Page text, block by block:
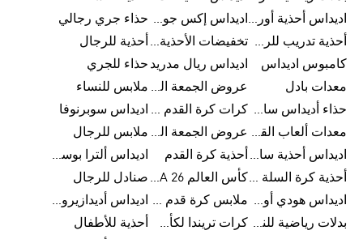
اديداس أحذية أورجينالز
اديداس إكس جود بيلينغهام حذاء جري رجالي
أحذية تدريب للرجال
تخفيضات الأحذية للرجال أحذية للرجال
كامبوس اديداس
اديداس ريال مدريد حذاء للجري
معدات بادل
عروض الجمعة البيضاء للرجال ملابس للنساء
حذاء أديداس سامبا للأطفال
كرات كرة القدم للرجال اديداس سوبرنوفا
معدات ألعاب القوى
عروض الجمعة البيضاء للسيدات ملابس للرجال
اديداس أحذية سامبا للنساء أحذية كرة القدم
اديداس ألترا بوست
أحذية كرة السلة للرجال
كأس العالم FIFA 26™ صنادل للرجال
اديداس هودي أورجينال للنساء
ملابس كرة قدم للاطفال
اديداس أديدازيرو معدات الجري
بدلات رياضية للنساء
كرات تريندا لكأس العالم FIFA 26™
أحذية للأطفال